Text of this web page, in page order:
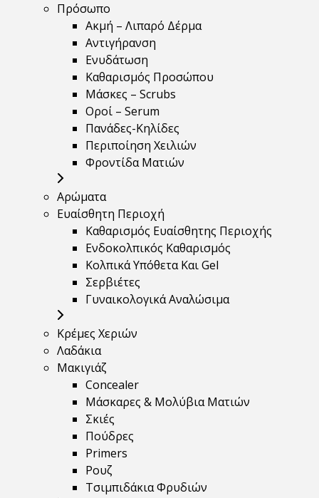
Πρόσωπο
Ακμή – Λιπαρό Δέρμα
Αντιγήρανση
Ενυδάτωση
Καθαρισμός Προσώπου
Μάσκες – Scrubs
Οροί – Serum
Πανάδες-Κηλίδες
Περιποίηση Χειλιών
Φροντίδα Ματιών
Αρώματα
Ευαίσθητη Περιοχή
Καθαρισμός Ευαίσθητης Περιοχής
Ενδοκολπικός Καθαρισμός
Κολπικά Υπόθετα Και Gel
Σερβιέτες
Γυναικολογικά Αναλώσιμα
Κρέμες Χεριών
Λαδάκια
Μακιγιάζ
Concealer
Μάσκαρες & Μολύβια Ματιών
Σκιές
Πούδρες
Primers
Ρουζ
Τσιμπιδάκια Φρυδιών